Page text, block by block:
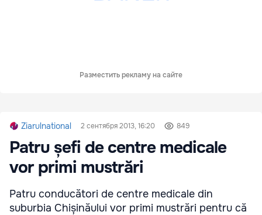
Разместить рекламу на сайте
Ziarulnational 2 сентября 2013, 16:20 849
Patru șefi de centre medicale
vor primi mustrări
Patru conducători de centre medicale din
suburbia Chișinăului vor primi mustrări pentru că